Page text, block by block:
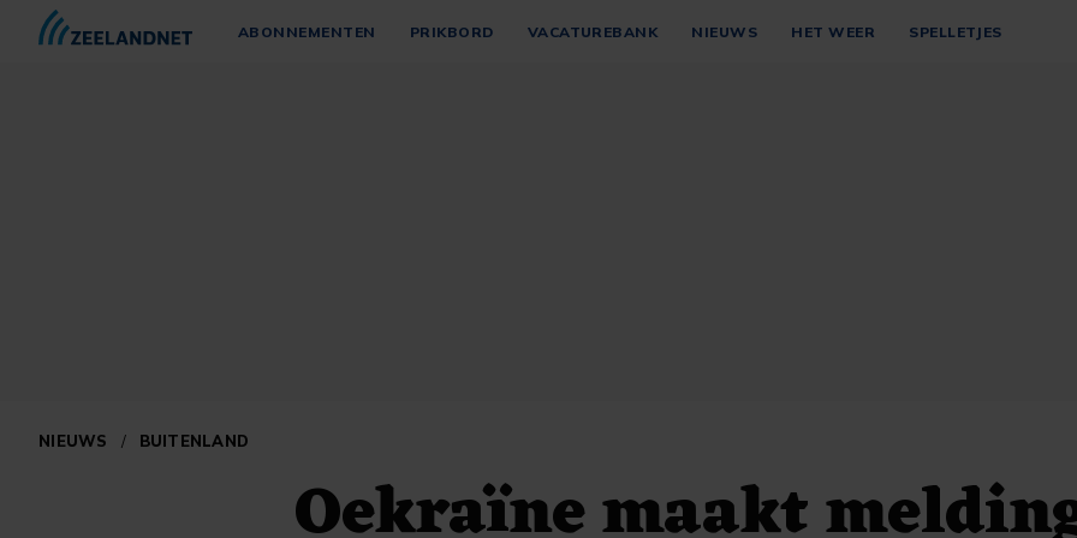
ABONNEMENTEN PRIKBORD VACATUREBANK NIEUWS HET WEER SPELLETJES
NIEUWS / BUITENLAND